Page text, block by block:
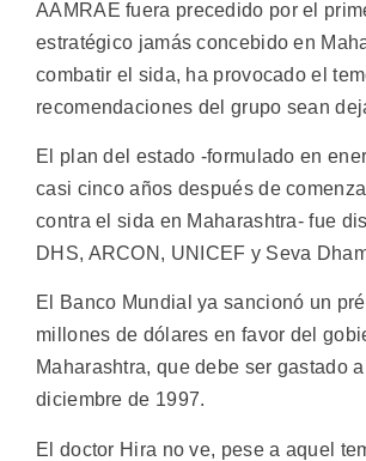
AAMRAE fuera precedido por el
estratégico jamás concebido en
combatir el sida, ha provocado el
recomendaciones del grupo sean
El plan del estado -formulado en
casi cinco años después de
contra el sida en Maharashtra- fue
DHS, ARCON, UNICEF y Seva
El Banco Mundial ya sancionó un
millones de dólares en favor del
Maharashtra, que debe ser gastado
diciembre de 1997.
El doctor Hira no ve, pese a aquel